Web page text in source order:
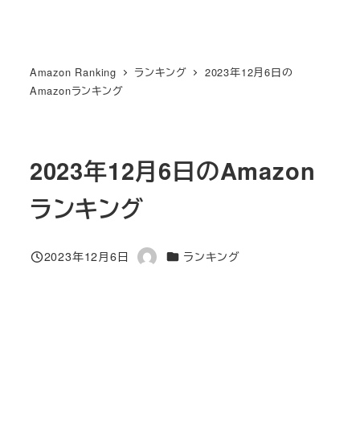
Amazon Ranking ランキング
2023年12月6日の
Amazonランキング
2023年12月6日のAmazon
ランキング
投稿日
2023年12月6日
著
カテゴリー
ランキング